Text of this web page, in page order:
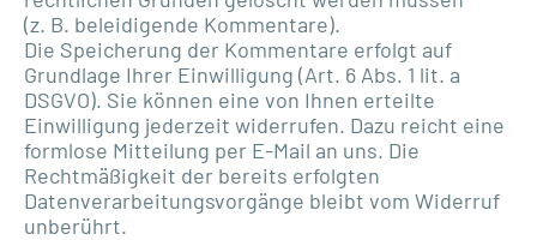
(z. B. beleidigende Kommentare).
Die Speicherung der Kommentare erfolgt auf
Grundlage Ihrer Einwilligung (Art. 6 Abs. 1 lit. a
DSGVO). Sie können eine von Ihnen erteilte
Einwilligung jederzeit widerrufen. Dazu reicht eine
formlose Mitteilung per E-Mail an uns. Die
Rechtmäßigkeit der bereits erfolgten
Datenverarbeitungsvorgänge bleibt vom Widerruf
unberührt.